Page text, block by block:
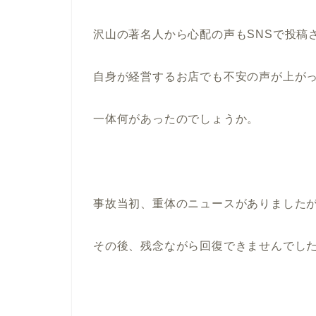
沢山の著名人から心配の声もSNSで投稿
自身が経営するお店でも不安の声が上が
一体何があったのでしょうか。
事故当初、重体のニュースがありましたが
その後、残念ながら回復できませんでした